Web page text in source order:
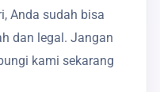
Anda sudah bisa
dan legal. Jangan
kami sekarang